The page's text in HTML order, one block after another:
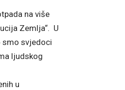
na više
Zemlja“. U
smo svjedoci
ljudskog
u